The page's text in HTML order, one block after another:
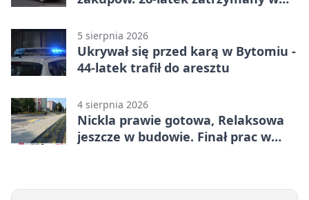
5 sierpnia 2026
Ukrywał się przed karą w Bytomiu -
44-latek trafił do aresztu
4 sierpnia 2026
Nickla prawie gotowa, Relaksowa
jeszcze w budowie. Finał prac w